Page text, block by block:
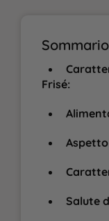
Sommario
Frisé:
Aspetto
Salute